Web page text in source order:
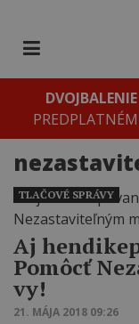
Aj
Pomôcť
vy!
21. MÁJA 2018 09:26
TLAČOVÉ SPRÁVY